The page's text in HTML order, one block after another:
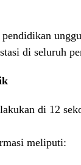
pendidikan
di seluruh
di 12
meliputi: